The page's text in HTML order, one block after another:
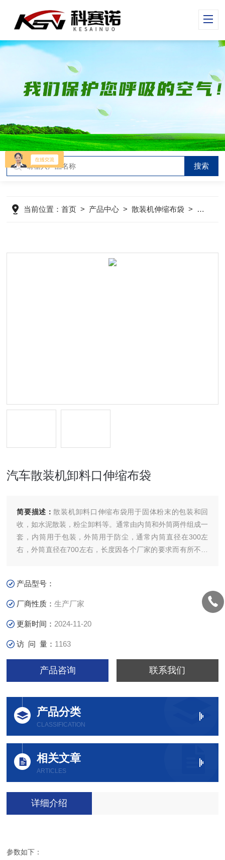
当前位置：首页 > 产品中心 >散装机伸缩布袋 > 卸料口
汽车散装机卸料口伸缩布袋
简要描述：散装机卸料口伸缩布袋用于固体粉末的包装和回
收，如水泥散装，粉尘卸料等。通常由内筒和外筒两件组成一
套，内筒用于包装，外筒用于防尘，通常内筒直径在300左
右，外筒直径在700左右，长度因各个厂家的要求而有所不同
产品型号：
厂商性质：生产厂家
更新时间： 2024-11-20
访 问 量： 1163
产品咨询 联系我们
产品分类
CLASSIFICATION
相关文章
ARTICLES
详细介绍
参数如下：